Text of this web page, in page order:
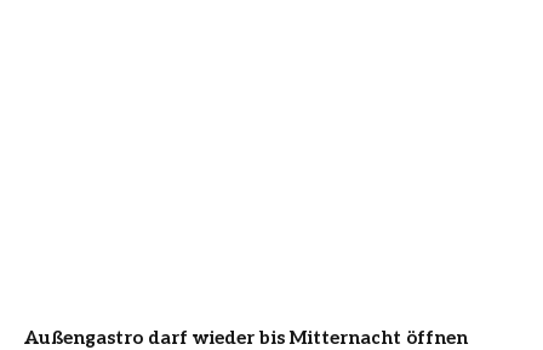
Außengastro darf wieder bis Mitternacht öffnen